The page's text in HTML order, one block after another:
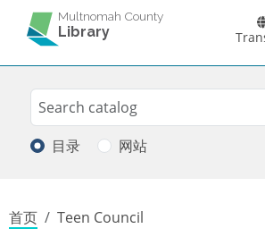
跳转到主要内容Multnomah County
Library
Search
搜索
目录 网站
面包屑
首页 Teen Council